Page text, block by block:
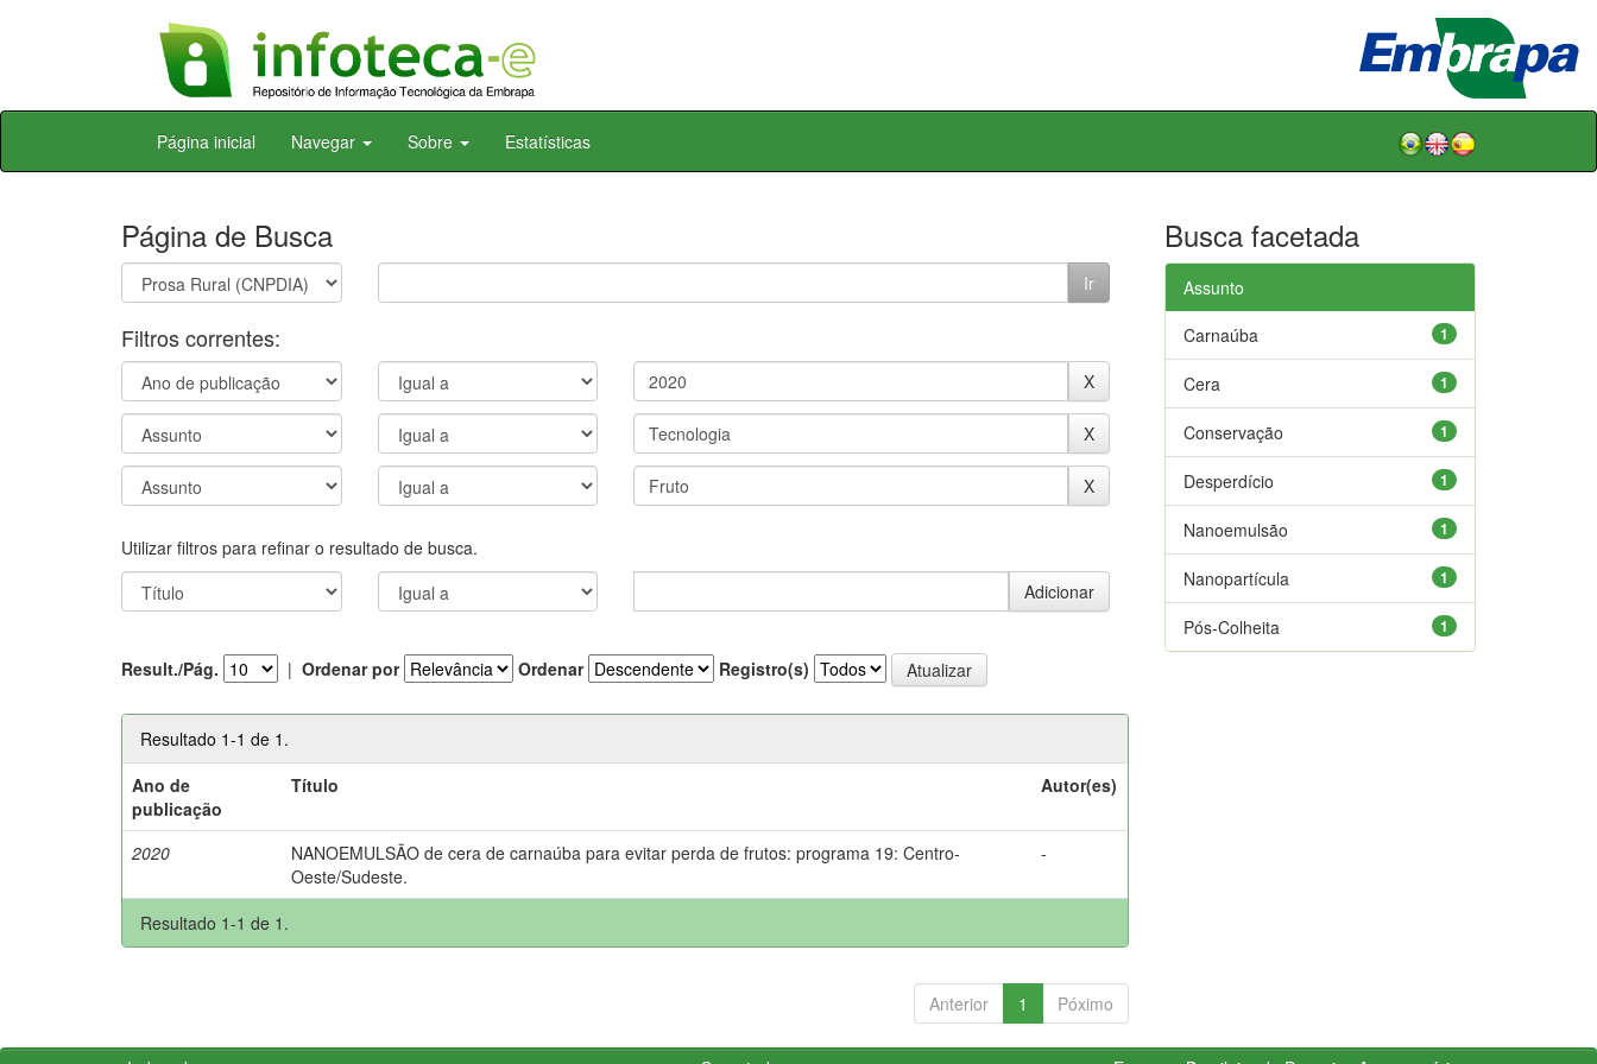
Skip
Página inicial Navegar Sobre Estatísticas
Página de Busca
Filtros correntes:
Utilizar filtros para refinar o resultado de busca.
Result./Pág. | Ordenar por Ordenar Registro(s)
Resultado 1-1 de 1.
Ano de
publicação
Título Autor(es)
2020
NANOEMULSÃO de cera de carnaúba para evitar perda de frutos: programa 19: Centro-
Oeste/Sudeste.
-
Resultado 1-1 de 1.
Anterior 1 Póximo
Busca facetada
Assunto
1
Carnaúba
1
Cera
1
Conservação
1
Desperdício
1
Nanoemulsão
1
Nanopartícula
1
Pós-Colheita